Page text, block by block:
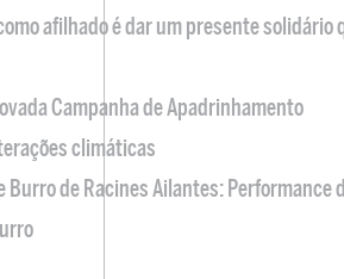
afilhado é dar um presente solidário
Campanha de Apadrinhamento
climáticas
Burro de Racines Ailantes: Performance